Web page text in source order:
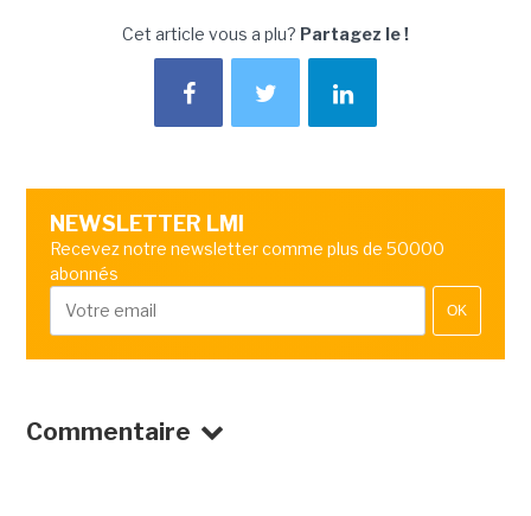
Cet article vous a plu? Partagez le !
NEWSLETTER LMI
Recevez notre newsletter comme plus de 50000
abonnés
OK
Commentaire